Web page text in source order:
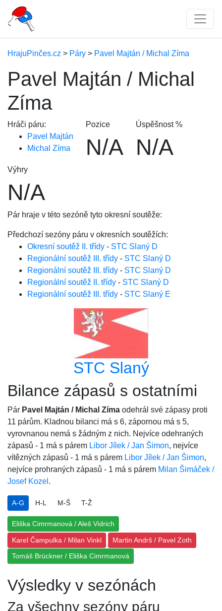
HrajuPinčes.cz > Páry > Pavel Majtán / Michal Zíma
Pavel Majtán / Michal
Zíma
Hráči páru:
Pavel Majtán
Michal Zíma
Pozice
N/A
Úspěšnost %
N/A
Výhry
N/A
Pár hraje v této sezóně tyto okresní soutěže:
Předchozí sezóny páru v okresních soutěžích:
Okresní soutěž II. třídy - STC Slaný D
Regionální soutěž III. třídy - STC Slaný D
Regionální soutěž III. třídy - STC Slaný D
Regionální soutěž II. třídy - STC Slaný D
Regionální soutěž III. třídy - STC Slaný E
STC Slaný
Bilance zápasů s ostatními
Pár Pavel Majtán / Michal Zíma odehrál své zápasy proti
11 párům. Kladnou bilanci má s 6, zápornou má s 5,
vyrovnanou nemá s žádným z nich. Nejvíce odehraných
zápasů - 1 má s párem Libor Jílek / Jan Šimon, nejvíce
vítězných zápasů - 1 má s párem Libor Jílek / Jan Šimon,
nejvíce prohraných zápasů - 1 má s párem Milan Šimáček /
Josef Kozel .
A-G H-L M-Š T-Ž
Eliška Cimrmanová / Aleš Vidrich
Karel Čampulka / Milan Vinkl Martin Andrš / Pavel Zoth
Tomáš Brückner / Eliška Cimrmanová
Výsledky v sezónách
Za všechny sezóny páru